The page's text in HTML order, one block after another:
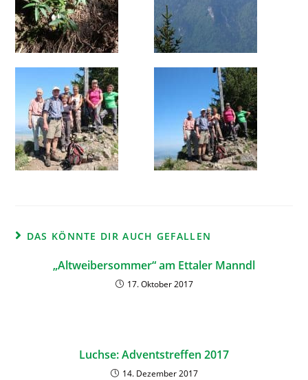
DAS KÖNNTE DIR AUCH GEFALLEN
„Altweibersommer“ am Ettaler Manndl
17. Oktober 2017
Luchse: Adventstreffen 2017
14. Dezember 2017